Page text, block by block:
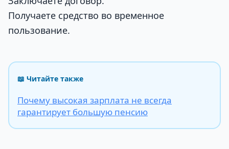
Получаете средство во временное
пользование.
📖 Читайте также
Почему высокая зарплата не всегда
гарантирует большую пенсию